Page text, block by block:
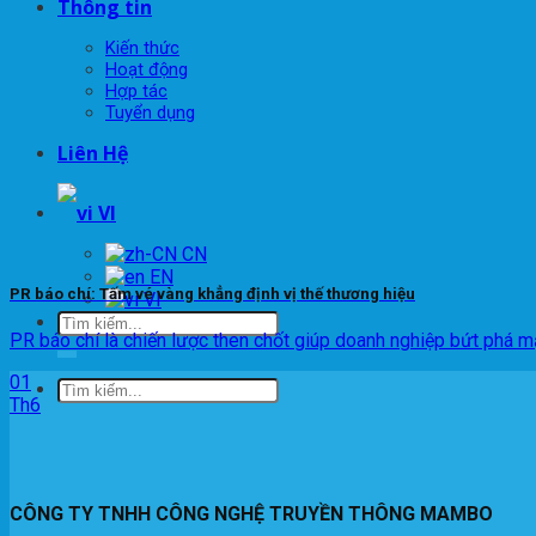
Thông tin
Kiến thức
Hoạt động
Hợp tác
Tuyển dụng
Liên Hệ
VI
EN
VI
PR báo chí: Tấm vé vàng khẳng định vị thế thương hiệu
PR báo chí là chiến lược then chốt giúp doanh nghiệp bứt phá
01
Th6
CÔNG TY TNHH CÔNG NGHỆ TRUYỀN THÔNG MAMBO